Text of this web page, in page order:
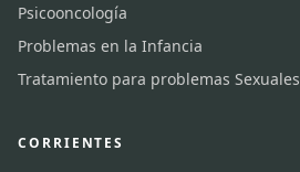
Psicooncología
Problemas en la Infancia
Tratamiento para problemas Sexuales
CORRIENTES